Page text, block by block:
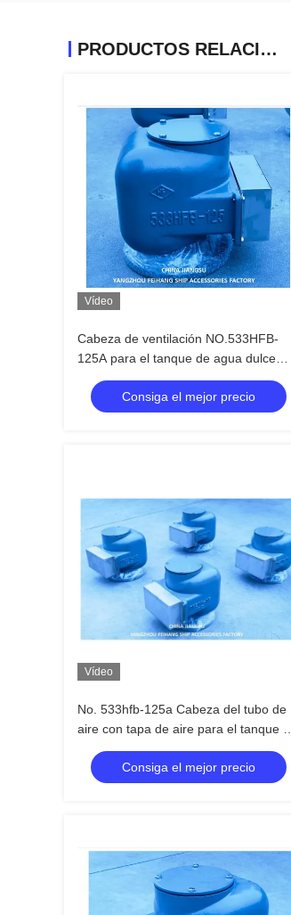
PRODUCTOS RELACIONADOS
Vídeo
Cabeza de ventilación NO.533HFB-
125A para el tanque de agua dulce
Cuerpo de hierro fundido con flotación
de acero inoxidable
Consiga el mejor precio
Vídeo
No. 533hfb-125a Cabeza del tubo de
aire con tapa de aire para el tanque de
lastre Cuerpo de hierro fundido con
flotador de acero inoxidable
Consiga el mejor precio